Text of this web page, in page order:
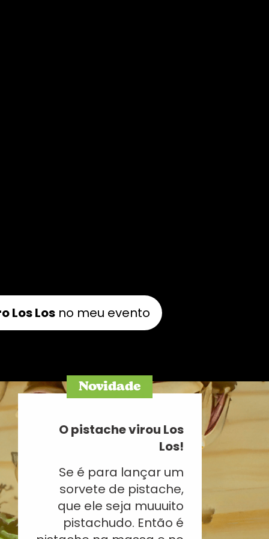
Los Losno meu evento
Novidade
O pistache virou Los
Los!
Se é para lançar um
sorvete de pistache,
que ele seja muuuito
pistachudo. Então é